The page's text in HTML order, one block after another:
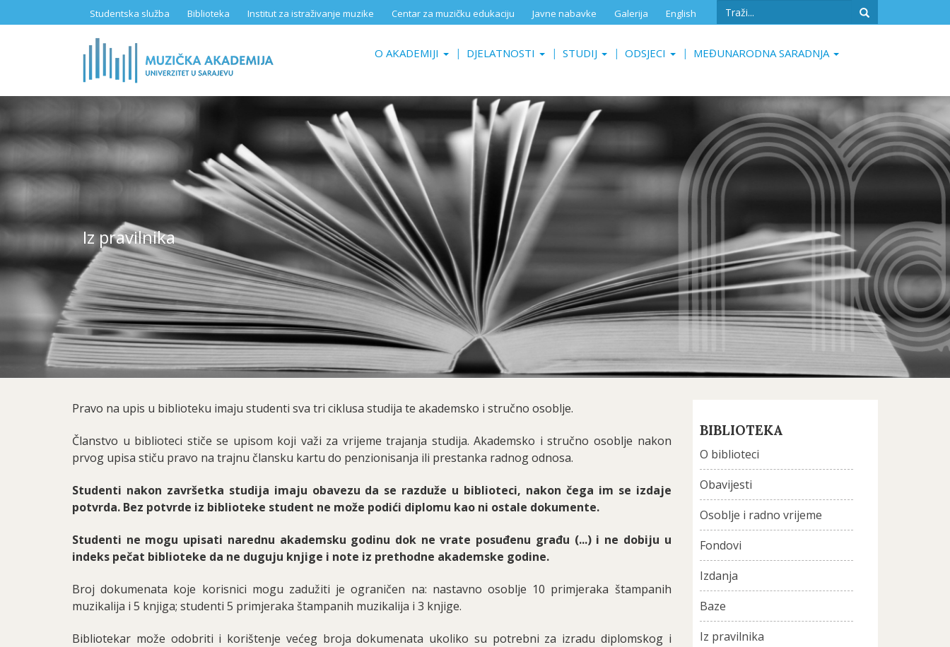
Studentska služba Biblioteka Institut za istraživanje muzike Centar za muzičku edukaciju Javne nabavke Galerija English
Search
O AKADEMIJI DJELATNOSTI STUDIJ ODSJECI MEĐUNARODNA SARADNJA
Iz pravilnika
Pravo na upis u biblioteku imaju studenti sva tri ciklusa studija te akademsko i stručno osoblje.
Članstvo u biblioteci stiče se upisom koji važi za vrijeme trajanja studija.Akademsko i stručno osoblje nakon
prvog upisa stiču pravo na trajnu člansku kartu do penzionisanja ili prestanka radnog odnosa.
Studenti nakon završetka studija imaju obavezu da se razduže u biblioteci, nakon čega im se izdaje
potvrda. Bez potvrde iz biblioteke student ne može podići diplomu kao ni ostale dokumente.
Studenti ne mogu upisati narednu akademsku godinu dok ne vrate posuđenu građu (...) i ne dobiju u
indeks pečat biblioteke da ne duguju knjige i note iz prethodne akademske godine.
Broj dokumenata koje korisnici mogu zadužiti je ograničen na: nastavno osoblje 10 primjeraka štampanih
muzikalija i 5 knjiga; studenti 5 primjeraka štampanih muzikalija i 3 knjige.
Bibliotekar može odobriti i korištenje većeg broja dokumenata ukoliko su potrebni za izradu diplomskog i
BIBLIOTEKA
O biblioteci
Obavijesti
Osoblje i radno vrijeme
Fondovi
Izdanja
Baze
Iz pravilnika